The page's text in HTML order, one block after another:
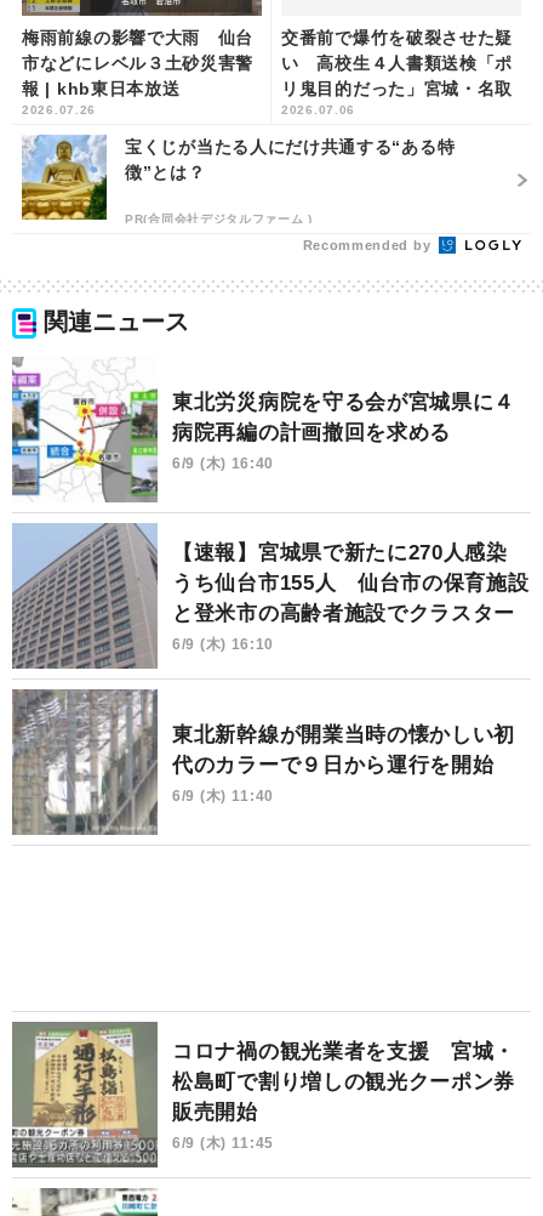
梅雨前線の影響で大雨 仙台
市などにレベル３土砂災害警
報 | khb東日本放送
2026.07.26
交番前で爆竹を破裂させた疑
い 高校生４人書類送検「ポ
リ鬼目的だった」宮城・名取
市 | khb東日本放送
2026.07.06
宝くじが当たる人にだけ共通する“ある特
徴”とは？
PR(合同会社デジタルファーム )
Recommended by
関連ニュース
東北労災病院を守る会が宮城県に４
病院再編の計画撤回を求める
6/9 (木) 16:40
【速報】宮城県で新たに270人感染
うち仙台市155人 仙台市の保育施設
と登米市の高齢者施設でクラスター
6/9 (木) 16:10
東北新幹線が開業当時の懐かしい初
代のカラーで９日から運行を開始
6/9 (木) 11:40
コロナ禍の観光業者を支援 宮城・
松島町で割り増しの観光クーポン券
販売開始
6/9 (木) 11:45